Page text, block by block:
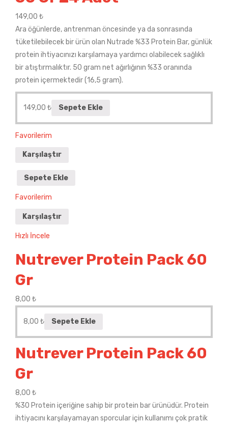
149,00 ₺
Ara öğünlerde, antrenman öncesinde ya da sonrasında
tüketilebilecek bir ürün olan Nutrade %33 Protein Bar, günlük
protein ihtiyacınızı karşılamaya yardımcı olabilecek sağlıklı
bir atıştırmalıktır. 50 gram net ağırlığının %33 oranında
protein içermektedir (16,5 gram).
149,00 ₺ Sepete Ekle
Favorilerim
Karşılaştır
Sepete Ekle
Favorilerim
Karşılaştır
Hızlı İncele
Nutrever Protein Pack 60
Gr
8,00 ₺
8,00 ₺ Sepete Ekle
Nutrever Protein Pack 60
Gr
8,00 ₺
%30 Protein içeriğine sahip bir protein bar ürünüdür. Protein
ihtiyacını karşılayamayan sporcular için kullanımı çok pratik